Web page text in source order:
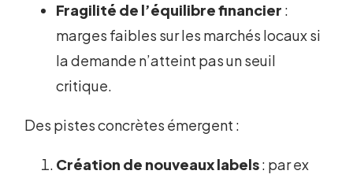
Fragilité de l’équilibre financier :
marges faibles sur les marchés locaux si
la demande n’atteint pas un seuil
critique.
Des pistes concrètes émergent :
Création de nouveaux labels: par ex